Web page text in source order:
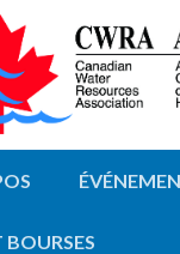
BOURSES